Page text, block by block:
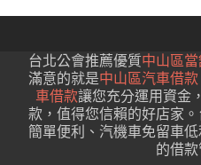
台北公會推薦優質中山區
滿意的就是中山區汽車借款
車借款讓您充分運用資金
款，值得您信賴的好店家。
簡單便利、汽機車免留車
的借款